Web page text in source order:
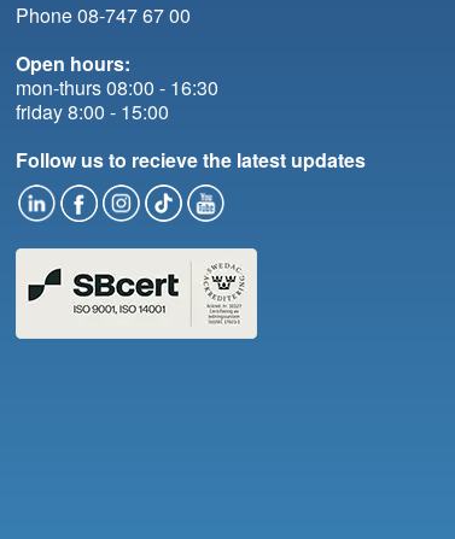
Phone 08-747 67 00
Open hours:
mon-thurs 08:00 - 16:30
friday 8:00 - 15:00
Follow us to recieve the latest updates